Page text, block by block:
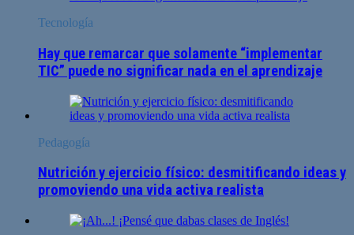
Tecnología
Hay que remarcar que solamente “implementar
TIC” puede no significar nada en el aprendizaje
Pedagogía
Nutrición y ejercicio físico: desmitificando ideas y
promoviendo una vida activa realista